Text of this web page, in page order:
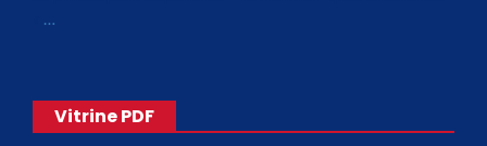
…
Vitrine PDF